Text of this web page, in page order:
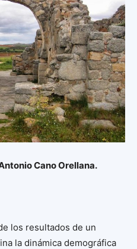
Cano Orellana.
los resultados de un
la dinámica demográfica